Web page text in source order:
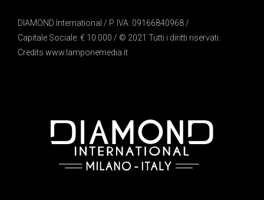
DIAMOND International / P. IVA: 09166840968 /
Capitale Sociale: € 10.000 / © 2021 Tutti i diritti riservati.
Credits www.lamponemedia.it